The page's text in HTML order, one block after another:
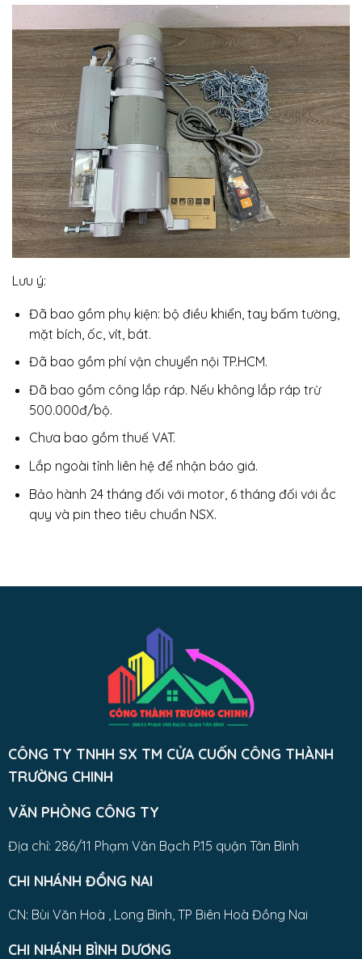
Lưu ý:
Đã bao gồm phụ kiện: bộ điều khiển, tay bấm tường,
mặt bích, ốc, vít, bát.
Đã bao gồm phí vận chuyển nội TP.HCM.
Đã bao gồm công lắp ráp. Nếu không lắp ráp trừ
500.000đ/bộ.
Chưa bao gồm thuế VAT.
Lắp ngoài tỉnh liên hệ để nhận báo giá.
Bảo hành 24 tháng đối với motor, 6 tháng đối với ắc
quy và pin theo tiêu chuẩn NSX.
CÔNG TY TNHH SX TM CỬA CUỐN CÔNG THÀNH
TRƯỜNG CHINH
VĂN PHÒNG CÔNG TY
Địa chỉ: 286/11 Phạm Văn Bạch P.15 quận Tân Bình
CHI NHÁNH ĐỒNG NAI
CN: Bùi Văn Hoà , Long Bình, TP Biên Hoà Đồng Nai
CHI NHÁNH BÌNH DƯƠNG